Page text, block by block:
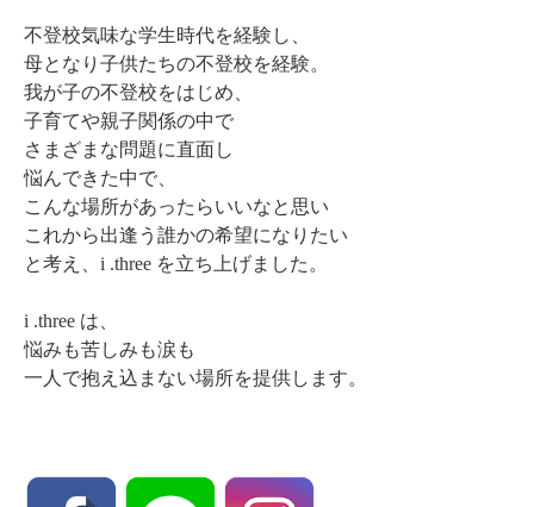
不登校気味な学生時代を経験し、
母となり子供たちの不登校を経験。
我が子の不登校をはじめ、
子育てや親子関係の中で
さまざまな問題に直面し
悩んできた中で、
こんな場所があったらいいなと思い
これから出逢う誰かの希望になりたい
と考え、i .three を立ち上げました。
i .three は、
悩みも苦しみも涙も
一人で抱え込まない場所を提供します。